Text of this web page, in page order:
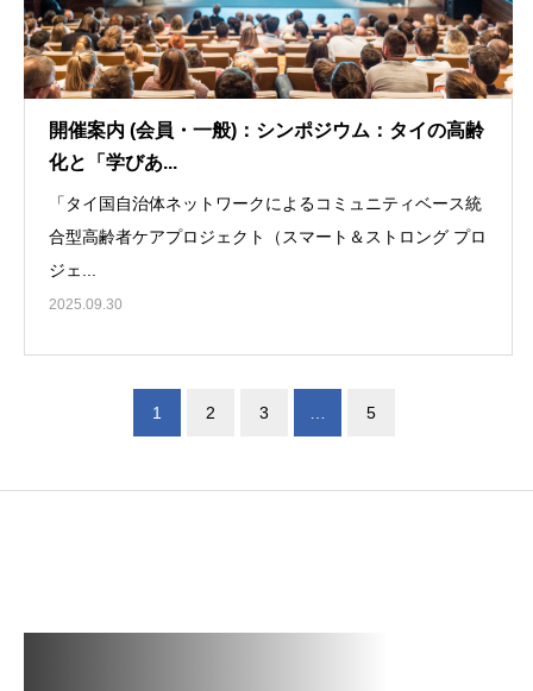
開催案内 (会員・一般)：シンポジウム：タイの高齢
化と「学びあ...
「タイ国自治体ネットワークによるコミュニティベース統
合型高齢者ケアプロジェクト（スマート＆ストロング プロ
ジェ...
2025.09.30
1 2 3 … 5